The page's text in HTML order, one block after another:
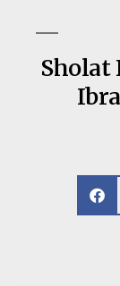
Sholat